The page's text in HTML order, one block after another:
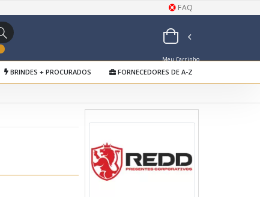
FAQ
Meu Carrinho
de Orçamentos
BRINDES + PROCURADOS FORNECEDORES DE A-Z